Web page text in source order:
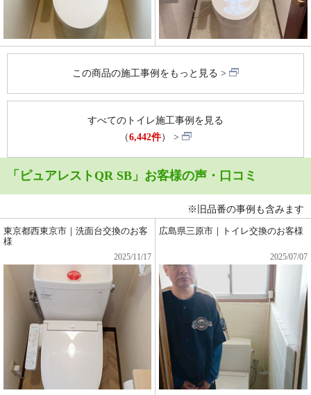
この商品の施工事例をもっと見る
すべてのトイレ施工事例を見る
（6,442件）
「ピュアレストQR SB」お客様の声・口コミ
※旧品番の事例も含みます
東京都西東京市｜洗面台交換のお客
様
2025/11/17
広島県三原市｜トイレ交換のお客様
2025/07/07